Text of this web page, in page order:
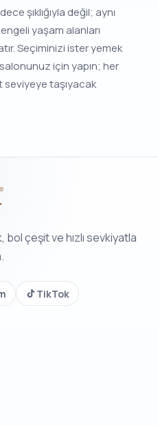
şıklığıyla değil; aynı
yaşam alanları
Seçiminizi ister yemek
için yapın; her
seviyeye taşıyacak
çeşit ve hızlı sevkiyatla
TikTok